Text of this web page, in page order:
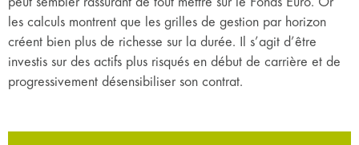
les calculs montrent que les grilles de gestion par horizon
créent bien plus de richesse sur la durée. Il s’agit d’être
investis sur des actifs plus risqués en début de carrière et de
progressivement désensibiliser son contrat.